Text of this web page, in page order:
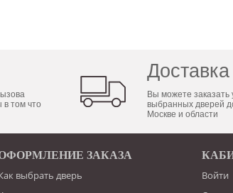
том что
Доставка
Вы можете заказать
выбранных дверей
Москве и области
ЗАКАЗА
выбрать дверь
Войти